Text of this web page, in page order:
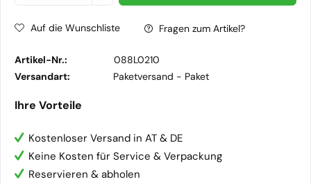
Auf die Wunschliste Fragen zum Artikel?
Artikel-Nr.:
088L0210
Versandart:
Paketversand - Paket
Ihre Vorteile
Kostenloser Versand in AT & DE
Keine Kosten für Service & Verpackung
Reservieren & abholen